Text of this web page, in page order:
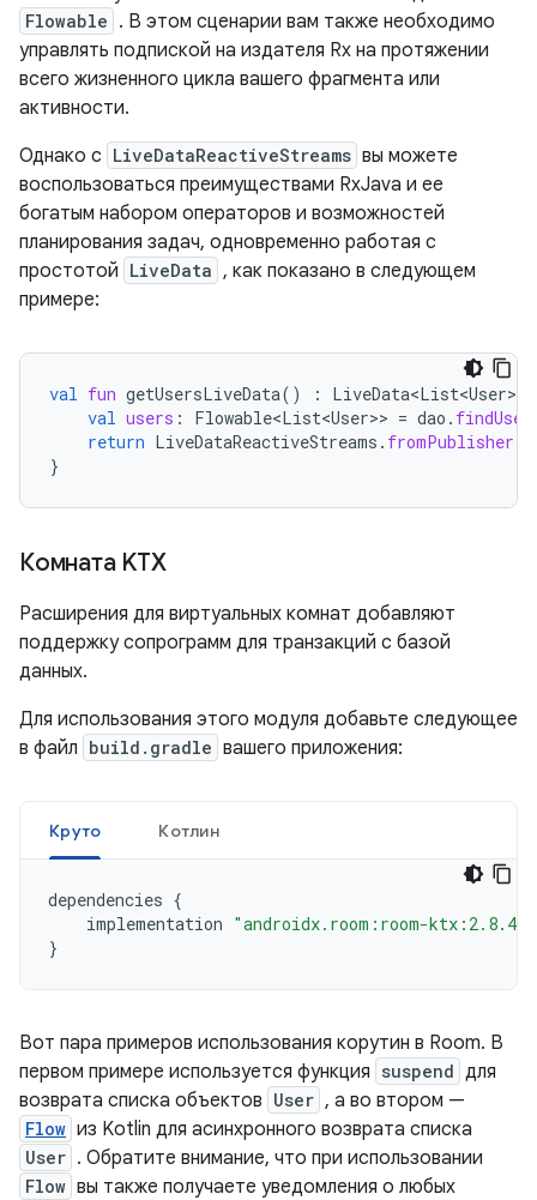
Flowable . В этом сценарии вам также необходимо
управлять подпиской на издателя Rx на протяжении
всего жизненного цикла вашего фрагмента или
активности.
Однако с LiveDataReactiveStreams вы можете
воспользоваться преимуществами RxJava и ее
богатым набором операторов и возможностей
планирования задач, одновременно работая с
простотой LiveData , как показано в следующем
примере:
val fun getUsersLiveData() : LiveData<List<User>
val users : Flowable<List<User>> = dao .
return LiveDataReactiveStreams . fromPublisher
}
Комната KTX
Расширения для виртуальных комнат добавляют
поддержку сопрограмм для транзакций с базой
данных.
Для использования этого модуля добавьте следующее
в файл build.gradle вашего приложения:
Круто Котлин
dependencies {
implementation "androidx.room:room-ktx:2.8.4"
}
Вот пара примеров использования корутин в Room. В
первом примере используется функция suspend для
возврата списка объектов User , а во втором —
Flow из Kotlin для асинхронного возврата списка
User . Обратите внимание, что при использовании
Flow вы также получаете уведомления о любых